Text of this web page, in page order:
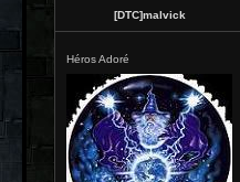
[DTC]malvick
Héros Adoré